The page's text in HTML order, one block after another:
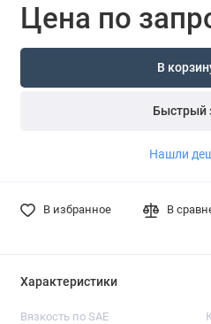
Цена по
В
Быстрый
Нашли
В избранное В
Характеристики
Вязкость по SAE